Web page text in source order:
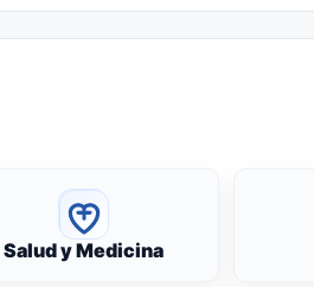
Salud y Medicina